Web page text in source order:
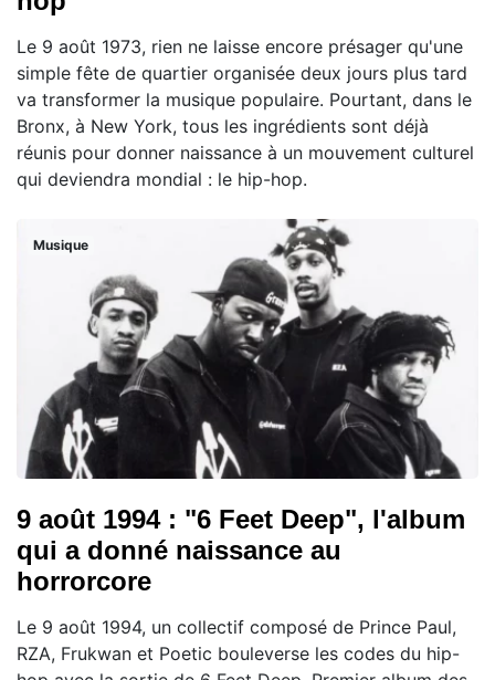
Le 9 août 1973, rien ne laisse encore présager qu'une
simple fête de quartier organisée deux jours plus tard
va transformer la musique populaire. Pourtant, dans le
Bronx, à New York, tous les ingrédients sont déjà
réunis pour donner naissance à un mouvement culturel
qui deviendra mondial : le hip-hop.
Musique
9 août 1994 : "6 Feet Deep", l'album
qui a donné naissance au
horrorcore
Le 9 août 1994, un collectif composé de Prince Paul,
RZA, Frukwan et Poetic bouleverse les codes du hip-